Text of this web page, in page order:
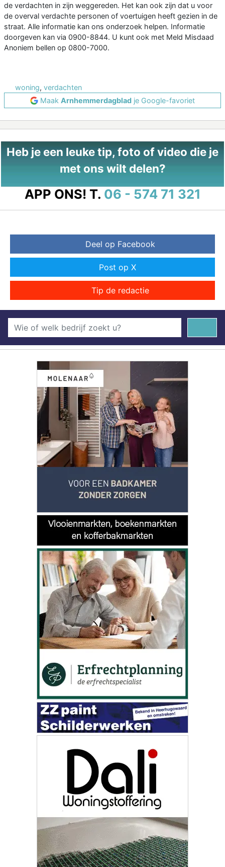
de verdachten in zijn weggereden. Het kan ook zijn dat u voor
de overval verdachte personen of voertuigen heeft gezien in de
straat. Alle informatie kan ons onderzoek helpen. Informatie
doorgeven kan via 0900-8844. U kunt ook met Meld Misdaad
Anoniem bellen op 0800-7000.
woning, verdachten
Maak Arnhemmerdagblad je Google-favoriet
Heb je een leuke tip, foto of video die je
met ons wilt delen?
APP ONS! T. 06 - 574 71 321
Deel op Facebook
Post op X
Tip de redactie